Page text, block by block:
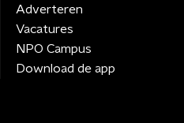
Adverteren
Vacatures
NPO Campus
Download de app